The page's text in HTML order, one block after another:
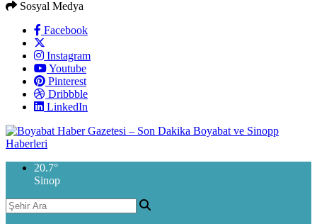
Sosyal Medya
Facebook
Instagram
Youtube
Pinterest
Dribbble
LinkedIn
20.7°
Sinop